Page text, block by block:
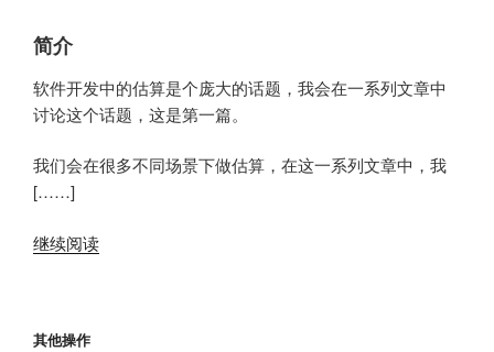
简介
软件开发中的估算是个庞大的话题，我会在一系列文章中
讨论这个话题，这是第一篇。
我们会在很多不同场景下做估算，在这一系列文章中，我
[……]
继续阅读
其他操作